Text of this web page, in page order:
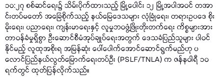
၁၀:၂၇ စစ်ဆင်ရေး၌ သိမ်းပိုက်ထားသည့် မြို့ပေါင်း ၁၂ မြို့အပါအဝင် တအာ
င်းတပ်မတော် အခြေစိုက်သည့် နယ်မြေဒေသများ လုံခြုံရေး၊ တရားဥပဒေ စိုး
မိုးရေး၊ ပညာရေး၊ ကျန်းမာရေးနှင့် လူမှုဘဝဖွံ့ဖြိုးတိုးတက်ရေး ကိစ္စများအား
တာဝန်ခံမှုရှိစွာ ဦးဆောင်စီမံအုပ်ချုပ်ရေးအတွက် ဒေသခံပြည်သူများ ပါဝင်
နိုင်မည့် လူထုအစိုးရ အမြန်ဆုံး ပေါ်ပေါက်အောင်ဆောင်ရွက်မည်ဟု ပ
လောင်ပြည်နယ်လွတ်မြောက်ရေးတပ်ဦး (PSLF/TNLA) က ဇန်နဝါရီ ၁၀
ရက်တွင် ထုတ်ပြန်လိုက်သည်။